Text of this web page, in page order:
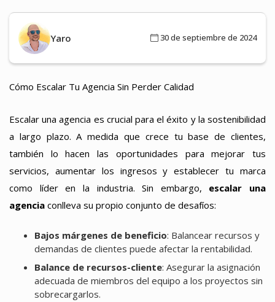
Yaro 30 de septiembre de 2024
Cómo Escalar Tu Agencia Sin Perder Calidad
Escalar una agencia es crucial para el éxito y la sostenibilidad
a largo plazo. A medida que crece tu base de clientes,
también lo hacen las oportunidades para mejorar tus
servicios, aumentar los ingresos y establecer tu marca
como líder en la industria. Sin embargo, escalar una
agencia conlleva su propio conjunto de desafíos:
Bajos márgenes de beneficio: Balancear recursos y
demandas de clientes puede afectar la rentabilidad.
Balance de recursos-cliente: Asegurar la asignación
adecuada de miembros del equipo a los proyectos sin
sobrecargarlos.